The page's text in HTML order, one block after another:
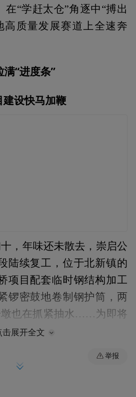
在“学赶太仓”角逐中“搏出
高质量发展赛道上全速奔
满“进度条”
建设快马加鞭
，年味还未散去，崇启公
陆续复工，位于北新镇的
项目配套临时钢结构加工
锣密鼓地卷制钢护筒，两
墩也在抓紧抽水……为即将
施工做足准备。
击展开全文
举报